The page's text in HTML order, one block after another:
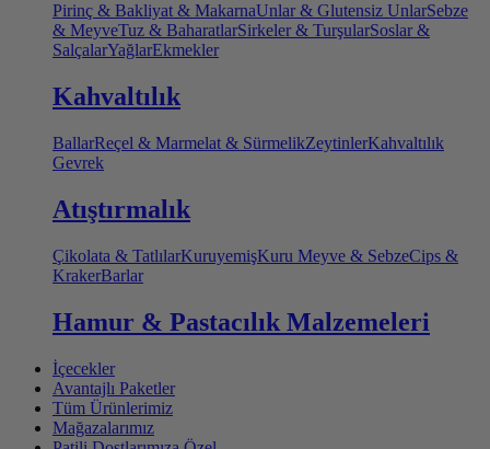
Pirinç & Bakliyat & MakarnaUnlar & Glutensiz UnlarSebze
& MeyveTuz & BaharatlarSirkeler & TurşularSoslar &
SalçalarYağlarEkmekler
Kahvaltılık
BallarReçel & Marmelat & SürmelikZeytinlerKahvaltılık
Gevrek
Atıştırmalık
Çikolata & TatlılarKuruyemişKuru Meyve & SebzeCips &
KrakerBarlar
Hamur & Pastacılık Malzemeleri
İçecekler
Avantajlı Paketler
Tüm Ürünlerimiz
Mağazalarımız